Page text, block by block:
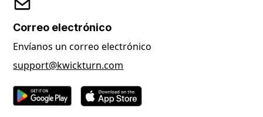
Correo electrónico
Envíanos un correo electrónico
support@kwickturn.com